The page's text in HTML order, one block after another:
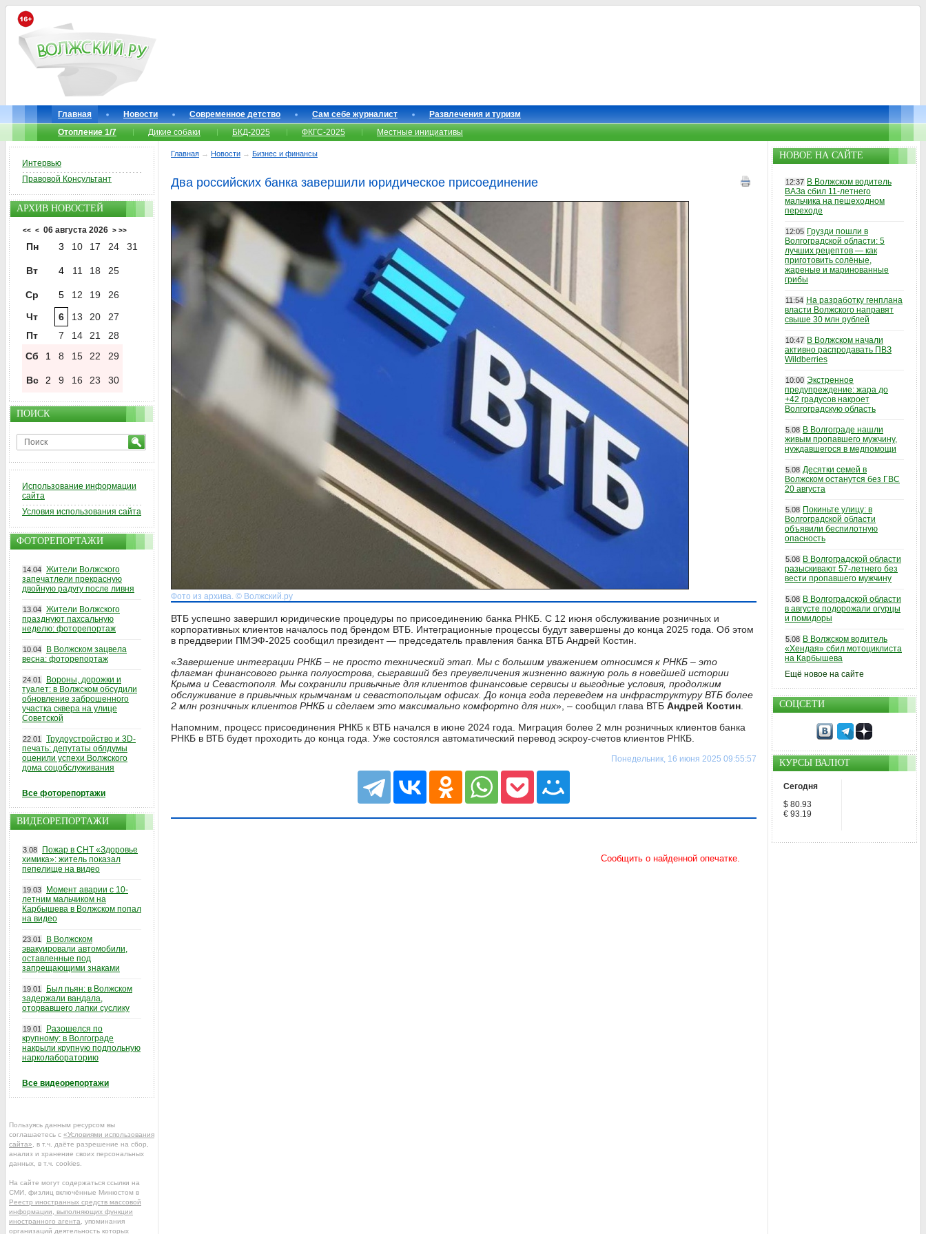
Главная Новости Современное детство Сам себе журналист
Развлечения и туризм
Отопление 1/7
Дикие собаки БКД-2025 ФКГС-2025 Местные инициативы
Главная → Новости → Бизнес и финансы
Два российских банка завершили юридическое присоединение
Фото из архива. © Волжский.ру
ВТБ успешно завершил юридические процедуры по присоединению банка РНКБ. С 12 июня обслуживание розничных и
корпоративных клиентов началось под брендом ВТБ. Интеграционные процессы будут завершены до конца 2025 года. Об этом
в преддверии ПМЭФ-2025 сообщил президент — председатель правления банка ВТБ Андрей Костин.
«Завершение интеграции РНКБ – не просто технический этап. Мы с большим уважением относимся к РНКБ – это
флагман финансового рынка полуострова, сыгравший без преувеличения жизненно важную роль в новейшей истории
Крыма и Севастополя. Мы сохранили привычные для клиентов финансовые сервисы и выгодные условия, продолжим
обслуживание в привычных крымчанам и севастопольцам офисах. До конца года переведем на инфраструктуру ВТБ более
2 млн розничных клиентов РНКБ и сделаем это максимально комфортно для них», – сообщил глава ВТБ Андрей Костин
Напомним, процесс присоединения РНКБ к ВТБ начался в июне 2024 года. Миграция более 2 млн розничных клиентов банка
РНКБ в ВТБ будет проходить до конца года. Уже состоялся автоматический перевод эскроу-счетов клиентов РНКБ.
Понедельник, 16 июня 2025 09:55:57
Интервью
Правовой Консультант
АРХИВ НОВОСТЕЙ
<< < 06 августа 2026 > >>
Пн 3 10 17 24 31
Вт 4 11 18 25
Ср 5 12 19
26
Чт
6 13 20
27
Пт
7 14 21
28
Сб
1 8 15 22 29
Вс 2 9 16 23 30
ПОИСК
Использование информации
сайта
Условия использования сайта
ФОТОРЕПОРТАЖИ
14.04 Жители Волжского
запечатлели прекрасную
двойную радугу после ливня
13.04 Жители Волжского
празднуют пахсальную
неделю: фоторепортаж
10.04
В Волжском зацвела
весна: фоторепортаж
24.01
Вороны, дорожки и
туалет: в Волжском обсудили
обновление заброшенного
участка сквера на улице
Советской
22.01
Трудоустройство и 3D-
печать: депутаты облдумы
оценили успехи Волжского
дома соцобслуживания
Все фоторепортажи
ВИДЕОРЕПОРТАЖИ
3.08
Пожар в СНТ «Здоровье
химика»: житель показал
пепелище на видео
19.03
Момент аварии с 10-
летним мальчиком на
Карбышева в Волжском попал
на видео
23.01
В Волжском
эвакуировали автомобили,
оставленные под
запрещающими знаками
19.01
Был пьян: в Волжском
задержали вандала,
оторвавшего лапки суслику
19.01
Разошелся по
крупному: в Волгограде
накрыли крупную подпольную
нарколабораторию
Все видеорепортажи
Пользуясь данным ресурсом вы
соглашаетесь с «Условиями использования
сайта» , в т.ч. даёте разрешение на сбор,
анализ и хранение своих персональных
данных, в т.ч. cookies.
На сайте могут содержаться ссылки на
СМИ, физлиц включённые Минюстом в
Реестр иностранных средств массовой
информации, выполняющих функции
иностранного агента , упоминания
организаций деятельность которых
НОВОЕ НА САЙТЕ
12:37 В Волжском водитель
ВАЗа сбил 11-летнего
мальчика на пешеходном
переходе
12:05 Грузди пошли в
Волгоградской области: 5
лучших рецептов — как
приготовить солёные,
жареные и маринованные
грибы
11:54 На разработку генплана
власти Волжского направят
свыше 30 млн рублей
10:47 В Волжском начали
активно распродавать ПВЗ
Wildberries
10:00 Экстренное
предупреждение: жара до
+42 градусов накроет
Волгоградскую область
5.08 В Волгограде нашли
живым пропавшего мужчину,
нуждавшегося в медпомощи
5.08 Десятки семей в
Волжском останутся без ГВС
20 августа
5.08 Покиньте улицу: в
Волгоградской области
объявили беспилотную
опасность
5.08 В Волгоградской области
разыскивают 57-летнего без
вести пропавшего мужчину
5.08 В Волгоградской области
в августе подорожали огурцы
и помидоры
5.08 В Волжском водитель
«Хендая» сбил мотоциклиста
на Карбышева
Ещё новое на сайте
СОЦСЕТИ
КУРСЫ ВАЛЮТ
Сегодня
$ 80.93
€ 93.19